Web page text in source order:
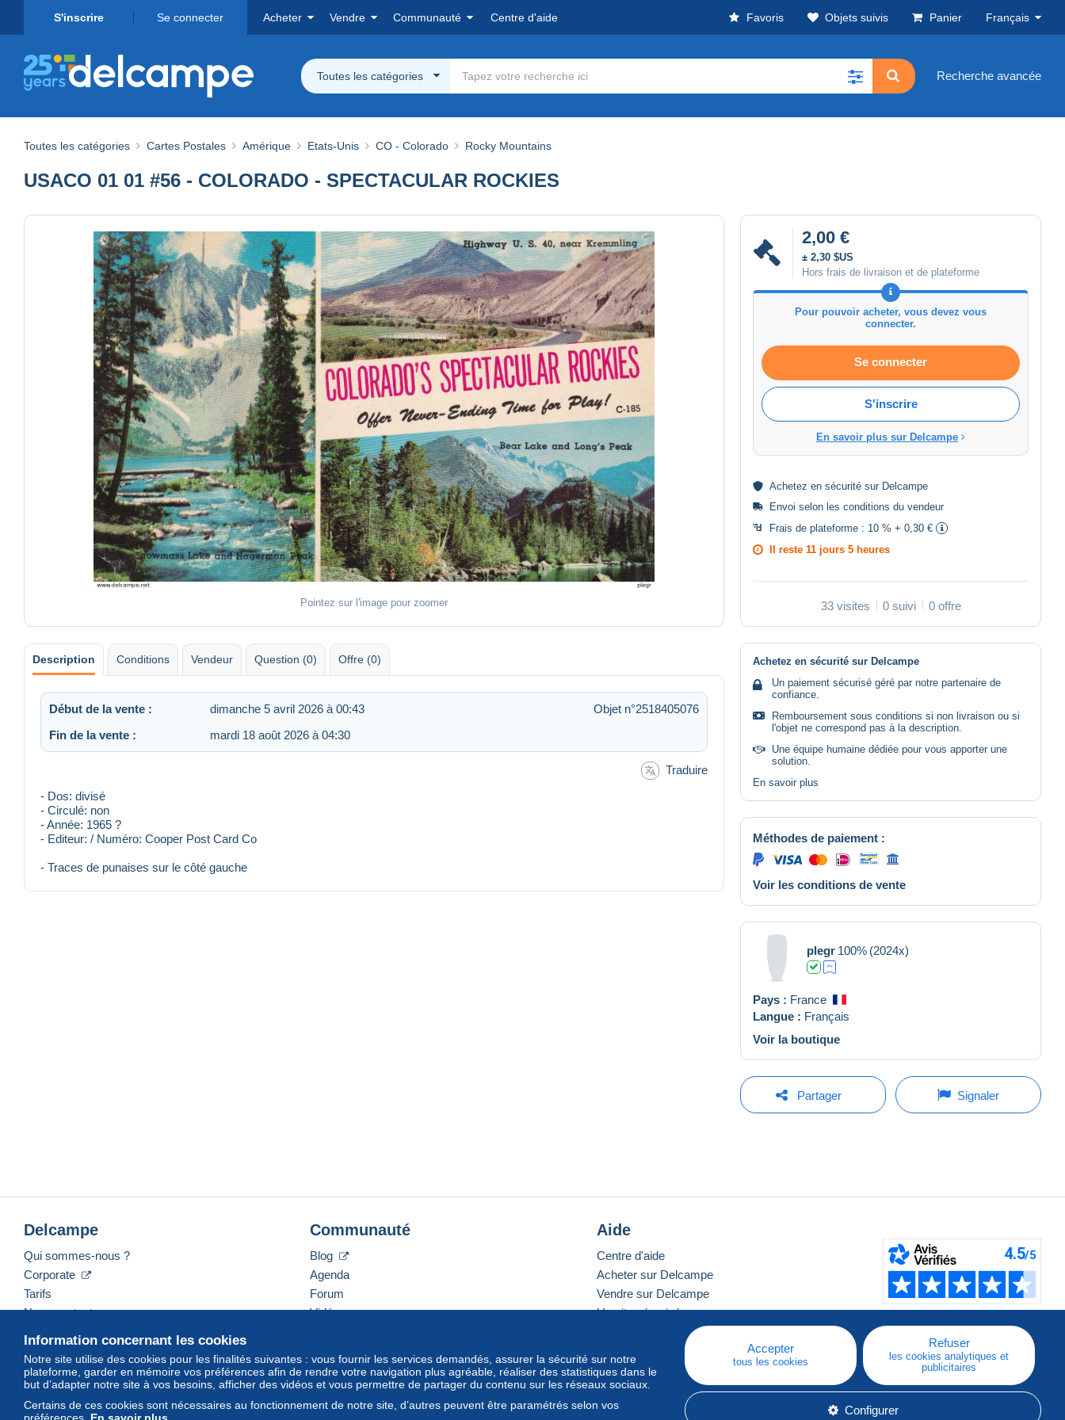
S'inscrire Se connecter Acheter Vendre Communauté Centre d'aide Favoris Objets suivis Panier Français
Toutes les catégories Recherche avancée
Toutes les catégories Cartes Postales Amérique Etats-Unis CO - Colorado Rocky Mountains
USACO 01 01 #56 - COLORADO - SPECTACULAR ROCKIES
Pointez sur l'image pour zoomer
2,00 €
± 2,30 $US
Hors frais de livraison et de plateforme
Pour pouvoir acheter, vous devez vous
connecter.
Se connecter
S'inscrire
En savoir plus sur Delcampe
Achetez en sécurité sur Delcampe
Envoi selon les conditions du vendeur
Frais de plateforme : 10 % + 0,30 €
Il reste 11 jours 5 heures
33 visites 0 suivi 0 offre
Description Conditions Vendeur Question (0) Offre (0)
Début de la vente : dimanche 5 avril 2026 à 00:43
Objet n°2518405076
Fin de la vente :
mardi 18 août 2026 à 04:30
Traduire
- Dos: divisé
- Circulé: non
- Année: 1965 ?
- Editeur: / Numéro: Cooper Post Card Co
- Traces de punaises sur le côté gauche
Achetez en sécurité sur Delcampe
Un paiement sécurisé géré par notre partenaire de
confiance.
Remboursement sous conditions si non livraison ou si
l'objet ne correspond pas à la description.
Une équipe humaine dédiée pour vous apporter une
solution.
En savoir plus
Méthodes de paiement :
Voir les conditions de vente
plegr 100% (2024x)
Pays : France
Langue : Français
Voir la boutique
Partager Signaler
Information concernant les cookies
Notre site utilise des cookies pour les finalités suivantes : vous fournir les services demandés, assurer la sécurité sur notre
plateforme, garder en mémoire vos préférences afin de rendre votre navigation plus agréable, réaliser des statistiques dans le
but d’adapter notre site à vos besoins, afficher des vidéos et vous permettre de partager du contenu sur les réseaux sociaux.
Certains de ces cookies sont nécessaires au fonctionnement de notre site, d’autres peuvent être paramétrés selon vos
préférences. En savoir plus
Accepter
tous les cookies
Refuser
les cookies analytiques et
publicitaires
Configurer
Delcampe
Qui sommes-nous ?
Corporate
Tarifs
Nous contacter
Communauté
Blog
Agenda
Forum
Vidéos
Aide
Centre d'aide
Acheter sur Delcampe
Vendre sur Delcampe
Un site sécurisé
Français USD America/Indiana/Vevay Mode standard